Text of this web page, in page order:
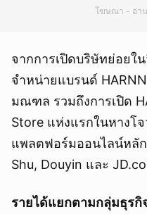
โฆษณา - อ่า
จากการเปิดบริษัทย่อยใ
จำหน่ายแบรนด์
มณฑล รวมถึงการเปิด
Store แห่งแรกในหางโ
แพลตฟอร์มออนไลน์หลัก
Shu, Douyin และ
รายได้แยกตามกลุ่มธุรกิ